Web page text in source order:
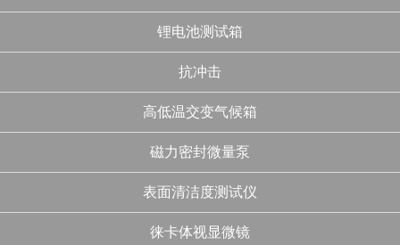
锂电池测试箱
抗冲击
高低温交变气候箱
磁力密封微量泵
表面清洁度测试仪
徕卡体视显微镜